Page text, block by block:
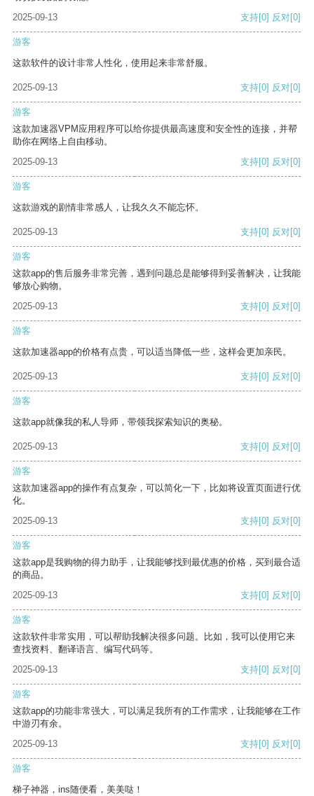
2025-09-13
支持[0] 反对[0]
游客
这款软件的设计非常人性化，使用起来非常舒服。
2025-09-13 支持[0] 反对[0]
游客
这款加速器VPM应用程序可以给你提供最高速度和安全性的连接，并帮
助你在网络上自由移动。
2025-09-13
支持[0] 反对[0]
游客
这款游戏的剧情非常感人，让我久久不能忘怀。
2025-09-13 支持[0] 反对[0]
游客
这款app的售后服务非常完善，遇到问题总是能够得到妥善解决，让我能
够放心购物。
2025-09-13
支持[0] 反对[0]
游客
这款加速器app的价格有点贵，可以适当降低一些，这样会更加亲民。
2025-09-13 支持[0] 反对[0]
游客
这款app就像我的私人导师，带领我探索知识的奥秘。
2025-09-13 支持[0] 反对[0]
游客
这款加速器app的操作有点复杂，可以简化一下，比如将设置页面进行优
化。
2025-09-13
支持[0] 反对[0]
游客
这款app是我购物的得力助手，让我能够找到最优惠的价格，买到最合适
的商品。
2025-09-13
支持[0] 反对[0]
游客
这款软件非常实用，可以帮助我解决很多问题。比如，我可以使用它来
查找资料、翻译语言、编写代码等。
2025-09-13
支持[0] 反对[0]
游客
这款app的功能非常强大，可以满足我所有的工作需求，让我能够在工作
中游刃有余。
2025-09-13
支持[0] 反对[0]
游客
梯子神器，ins随便看，美美哒！